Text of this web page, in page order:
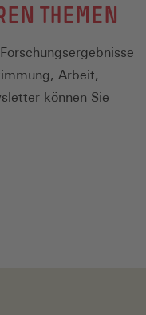
THEMEN
Arbeit,
können Sie